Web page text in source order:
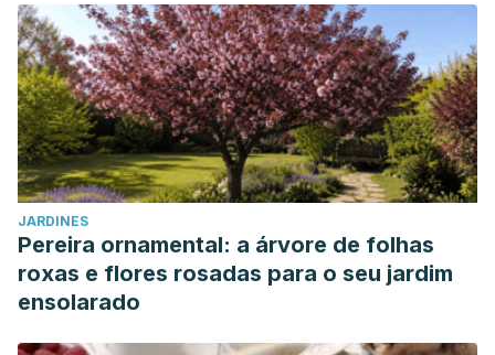
JARDINES
Pereira ornamental: a árvore de folhas
roxas e flores rosadas para o seu jardim
ensolarado